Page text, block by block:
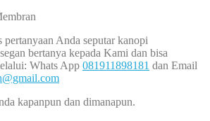
Anda seputar kanopi
bertanya kepada Kami dan bisa
Whats App 081911898181 dan Email
kapanpun dan dimanapun.